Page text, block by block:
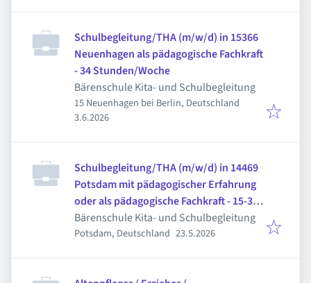
Schulbegleitung/THA (m/w/d) in 15366
Neuenhagen als pädagogische Fachkraft
- 34 Stunden/Woche
Bärenschule Kita- und Schulbegleitung
15 Neuenhagen bei Berlin, Deutschland
Veröffentlicht
3.6.2026
Schulbegleitung/THA (m/w/d) in 14469
Potsdam mit pädagogischer Erfahrung
oder als pädagogische Fachkraft - 15-33
Stunden/Woche
Bärenschule Kita- und Schulbegleitung
Potsdam, Deutschland Veröffentlicht
23.5.2026